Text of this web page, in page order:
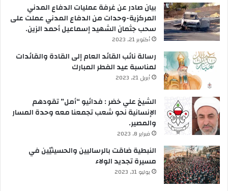
بيان صادر عن غرفة عمليات الدفاع المدني
المركزية-وحدات من الدفاع المدني عملت على
سحب جثمان الشهيد إسماعيل أحمد الزين.
أكتوبر 21, 2023
رسالة نائب القائد العام إلى القادة والقائدات
لمناسبة عيد الفطر المبارك
أبريل 21, 2023
الشيخ علي خضر : فدائيو “أمل” تقودهم
الإنسانية نحو شعب تجمعنا معه وحدة المسار
والمصير.
فبراير 8, 2023
النبطية ضاقت بالرساليين والحسينيّين في
مسيرة تجديد الولاء
يوليو 31, 2023